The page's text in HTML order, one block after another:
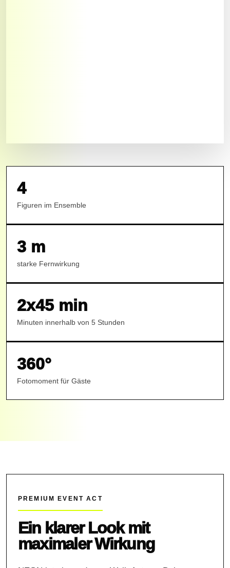
4
Figuren im Ensemble
3 m
starke Fernwirkung
2x45 min
Minuten innerhalb von 5 Stunden
360°
Fotomoment für Gäste
PREMIUM EVENT ACT
Ein klarer Look mit
maximaler Wirkung